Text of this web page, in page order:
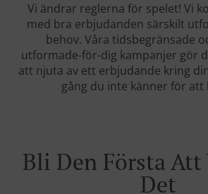
Vi ändrar reglerna för spelet! Vi
med bra erbjudanden särskilt
behov. Våra tidsbegränsade
utformade-för-dig kampanjer gör
att njuta av ett erbjudande kring
gång du inte känner för att
Bli Den Första Att
Det